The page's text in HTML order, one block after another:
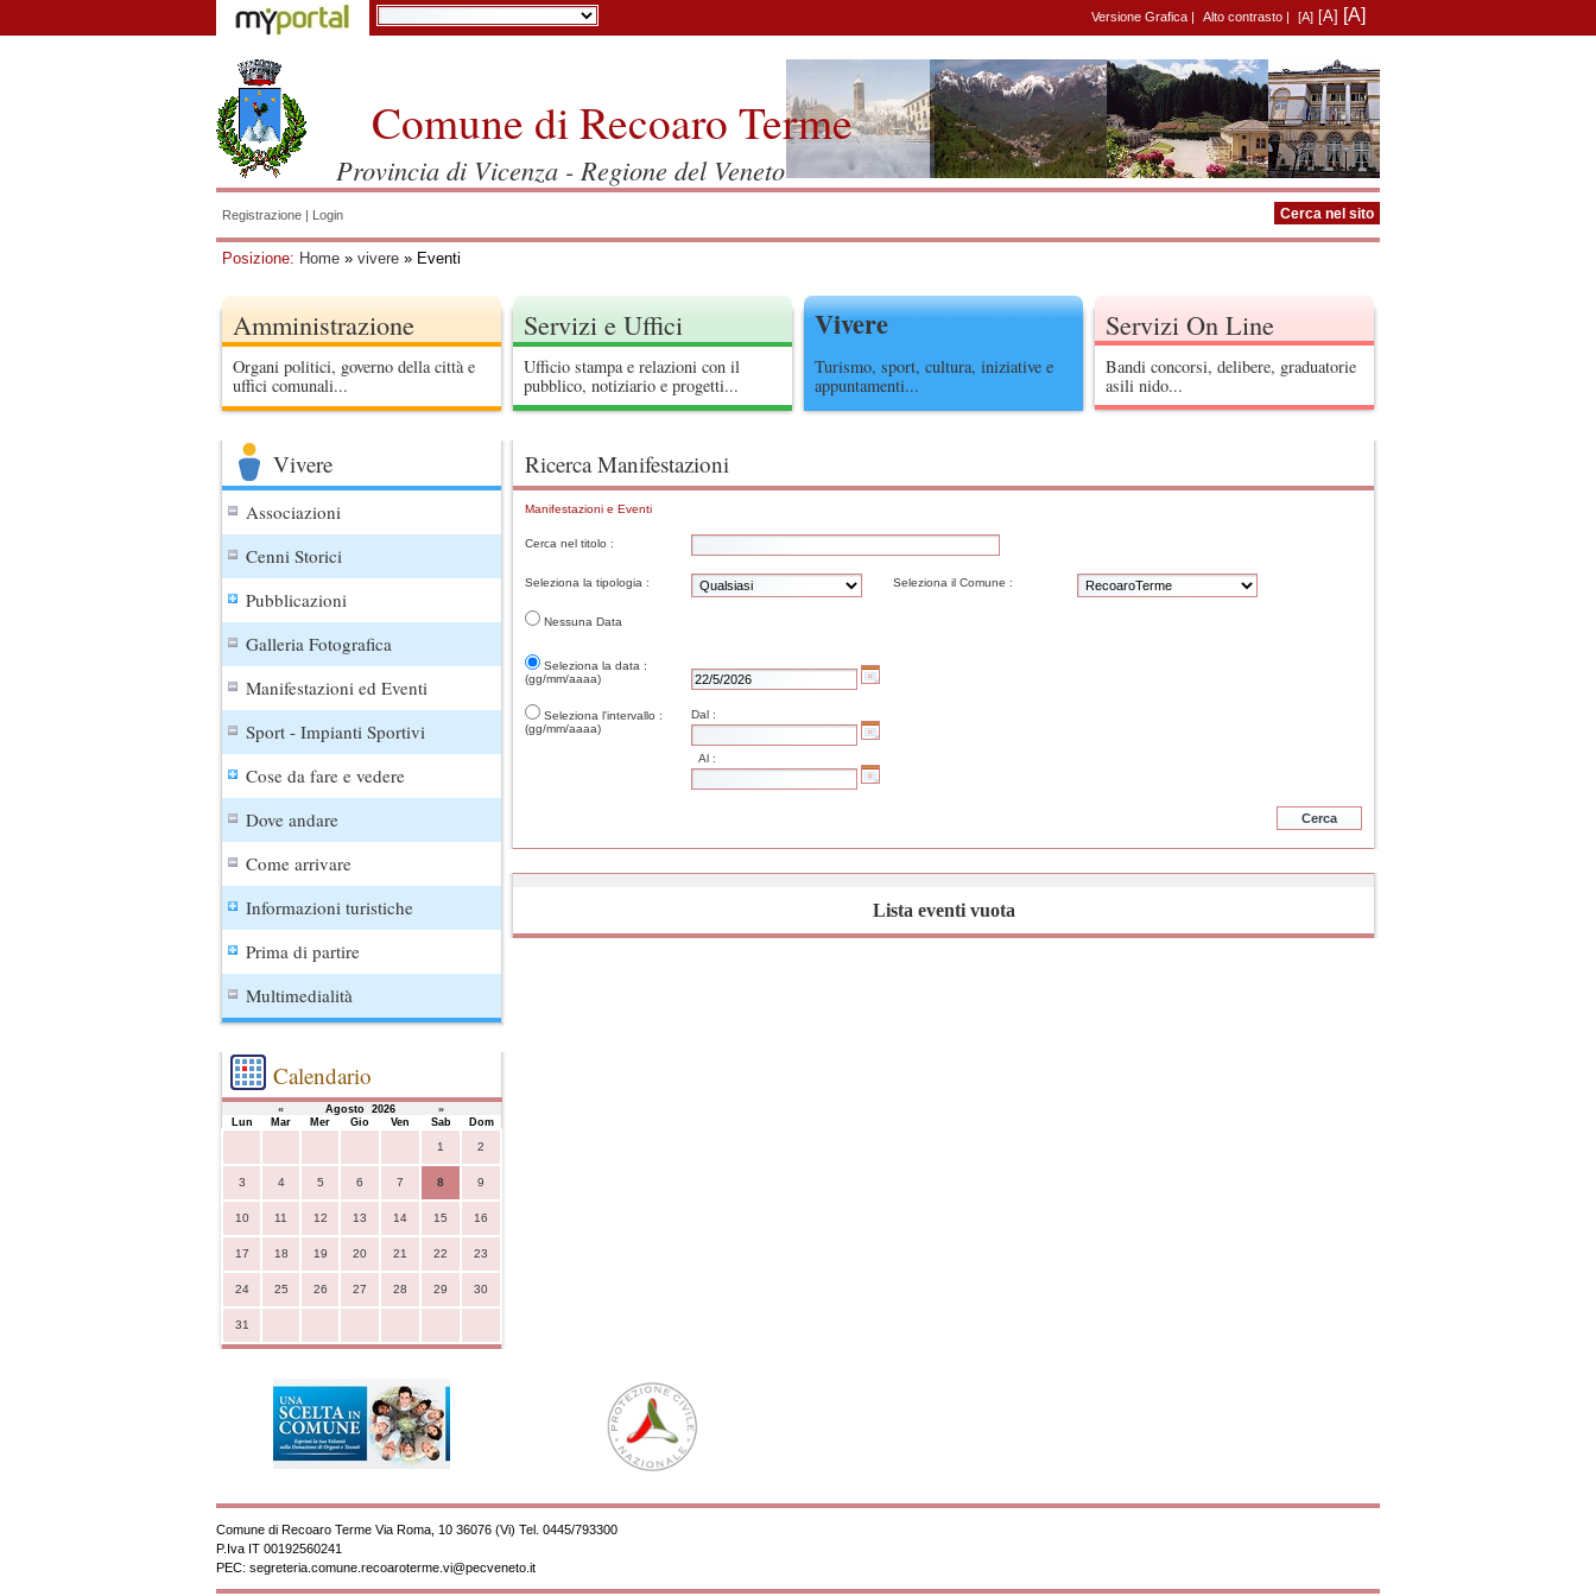
Versione Grafica | Alto contrasto | [A] [A] [A]
Posizione: Home » vivere » Eventi
Comune di Recoaro Terme
Provincia di Vicenza - Regione del Veneto
Registrazione | Login
Amministrazione
Organi politici, governo della città e
uffici comunali...
Servizi e Uffici
Ufficio stampa e relazioni con il
pubblico, notiziario e progetti...
Vivere
Turismo, sport, cultura, iniziative e
appuntamenti...
Servizi On Line
Bandi concorsi, delibere, graduatorie
asili nido...
Vivere
Associazioni
Cenni Storici
Pubblicazioni
Galleria Fotografica
Manifestazioni ed Eventi
Sport - Impianti Sportivi
Cose da fare e vedere
Dove andare
Come arrivare
Informazioni turistiche
Prima di partire
Multimedialità
Calendario
« Agosto 2026
»
Lun
Mar Mer Gio Ven Sab
Dom
1
2
3 4 5 6 7 8 9
10 11 12 13 14 15 16
17 18 19 20 21 22 23
24 25 26 27 28 29 30
31
Ricerca Manifestazioni
Manifestazioni e Eventi
Cerca nel titolo :
Seleziona la tipologia : Seleziona il Comune :
Nessuna Data
Seleziona la data :
(gg/mm/aaaa)
Seleziona l'intervallo :
(gg/mm/aaaa)
Dal :
Al :
Lista eventi vuota
Comune di Recoaro Terme Via Roma, 10 36076 (Vi) Tel. 0445/793300
P.Iva IT 00192560241
PEC: segreteria.comune.recoaroterme.vi@pecveneto.it